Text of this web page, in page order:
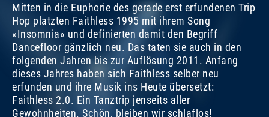
Mitten in die Euphorie des gerade erst erfundenen Trip
Hop platzten Faithless 1995 mit ihrem Song
«Insomnia» und definierten damit den Begriff
Dancefloor gänzlich neu. Das taten sie auch in den
folgenden Jahren bis zur Auflösung 2011. Anfang
dieses Jahres haben sich Faithless selber neu
erfunden und ihre Musik ins Heute übersetzt:
Faithless 2.0. Ein Tanztrip jenseits aller
Gewohnheiten. Schön, bleiben wir schlaflos!